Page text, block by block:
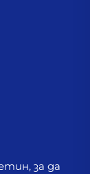
за да